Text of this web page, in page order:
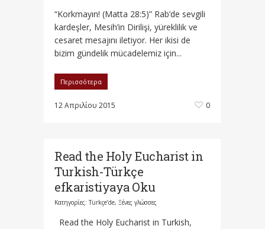
“Korkmayın! (Matta 28:5)” Rab’de sevgili
kardeşler, Mesih’in Dirilişi, yüreklilik ve
cesaret mesajını iletiyor. Her ikisi de
bizim gündelik mücadelemiz için...
Περισσότερα
12 Απριλίου 2015 0
Read the Holy Eucharist in
Turkish-Türkçe
efkaristiyaya Oku
Κατηγορίες:Türkçe’de, Ξένες γλώσσες
Read the Holy Eucharist in Turkish,